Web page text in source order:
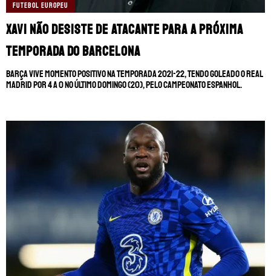
🔥 MELHORES SITES DE APOSTAS
🎁 BÔNUS PARA APOSTAR
ÚLTIMAS
CASAS DE APOSTAS
RANKINGS
MANCHESTER CITY
MANCHESTER UNITED
FLAMENGO
CORINTHIANS
FUTEBOL EUROPEU
FUTEBOL BRASILEIRO
CAMPEONATOS
FUTEBOL EUROPEU
Xavi não desiste de atacante para a próxima
temporada do Barcelona
Barça vive momento positivo na temporada 2021-22, tendo goleado o Real
Madrid por 4 a 0 no último domingo (20), pelo Campeonato Espanhol.